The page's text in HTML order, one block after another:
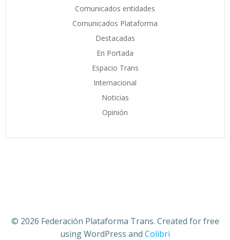
Comunicados entidades
Comunicados Plataforma
Destacadas
En Portada
Espacio Trans
Internacional
Noticias
Opinión
© 2026 Federación Plataforma Trans. Created for free
using WordPress and Colibri